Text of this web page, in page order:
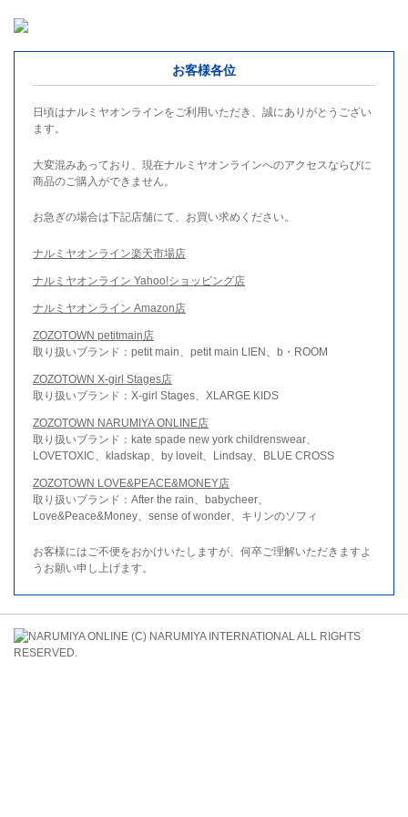
お客様各位
日頃はナルミヤオンラインをご利用いただき、誠にありがとうござい
ます。
大変混みあっており、現在ナルミヤオンラインへのアクセスならびに
商品のご購入ができません。
お急ぎの場合は下記店舗にて、お買い求めください。
ナルミヤオンライン楽天市場店
ナルミヤオンライン Yahoo!ショッピング店
ナルミヤオンライン Amazon店
ZOZOTOWN petitmain店
取り扱いブランド：petit main、petit main LIEN、b・ROOM
ZOZOTOWN X-girl Stages店
取り扱いブランド：X-girl Stages、XLARGE KIDS
ZOZOTOWN NARUMIYA ONLINE店
取り扱いブランド：kate spade new york childrenswear、
LOVETOXIC、kladskap、by loveit、Lindsay、BLUE CROSS
ZOZOTOWN LOVE&PEACE&MONEY店
取り扱いブランド：After the rain、babycheer、
Love&Peace&Money、sense of wonder、キリンのソフィ
お客様にはご不便をおかけいたしますが、何卒ご理解いただきますよ
うお願い申し上げます。